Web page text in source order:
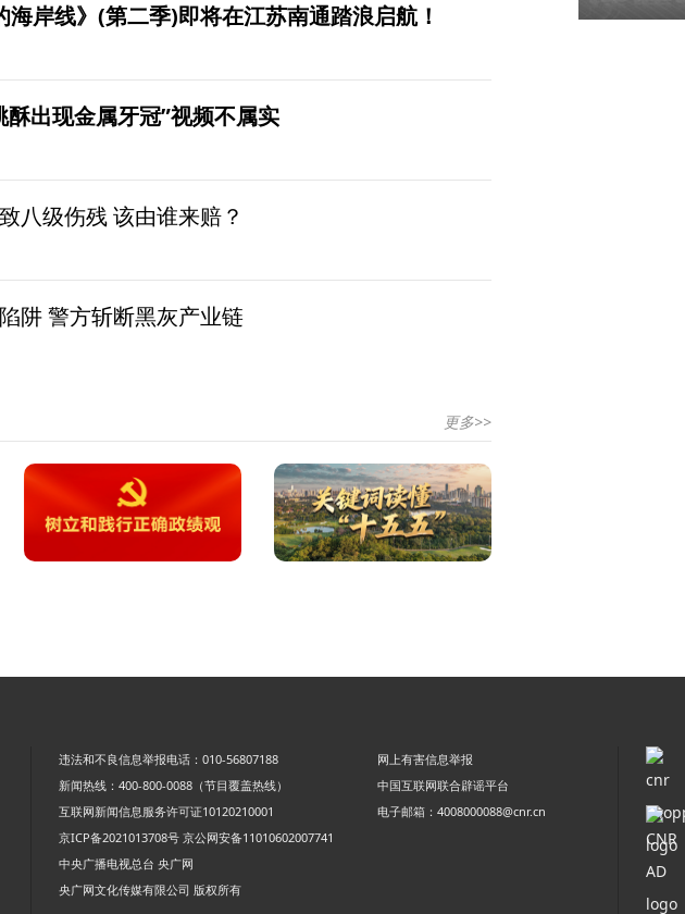
岸线》(第二季)即将在江苏南通踏浪启航！
出现金属牙冠”视频不属实
八级伤残 该由谁来赔？
阱 警方斩断黑灰产业链
更多>>
违法和不良信息举报电话：010-56807188
网上有害信息举报
新闻热线：400-800-0088（节目覆盖热线）
中国互联网联合辟谣平台
互联网新闻信息服务许可证10120210001
电子邮箱：4008000088@cnr.cn
京ICP备2021013708号 京公网安备11010602007741
中央广播电视总台 央广网
央广网文化传媒有限公司 版权所有